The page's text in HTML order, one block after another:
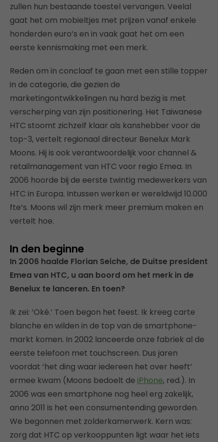
zullen hun bestaande toestel vervangen. Veelal
gaat het om mobieltjes met prijzen vanaf enkele
honderden euro’s en in vaak gaat het om een
eerste kennismaking met een merk.
Reden om in conclaaf te gaan met een stille topper
in de categorie, die gezien de
marketingontwikkelingen nu hard bezig is met
verscherping van zijn positionering. Het Taiwanese
HTC stoomt zichzelf klaar als kanshebber voor de
top-3, vertelt regionaal directeur Benelux Mark
Moons. Hij is ook verantwoordelijk voor channel &
retailmanagement van HTC voor regio Emea. In
2006 hoorde bij de eerste twintig medewerkers van
HTC in Europa. Intussen werken er wereldwijd 10.000
fte’s. Moons wil zijn merk meer premium maken en
vertelt hoe.
In den beginne
In 2006 haalde Florian Seiche, de Duitse president
Emea van HTC, u aan boord om het merk in de
Benelux te lanceren. En toen?
Ik zei: ‘Oké.’ Toen begon het feest. Ik kreeg carte
blanche en wilden in de top van de smartphone-
markt komen. In 2002 lanceerde onze fabriek al de
eerste telefoon met touchscreen. Dus jaren
voordat ‘het ding waar iedereen het over heeft’
ermee kwam (Moons bedoelt de iPhone, red.). In
2006 was een smartphone nog heel erg zakelijk,
anno 2011 is het een consumentending geworden.
We begonnen met zolderkamerwerk. Kern was:
zorg dat HTC op verkooppunten ligt waar het iets